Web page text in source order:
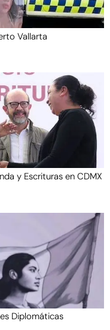
Vallarta
y Escrituras en CDMX
Diplomáticas